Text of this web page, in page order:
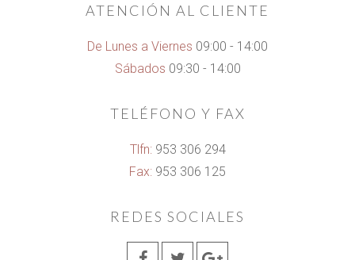
ATENCIÓN AL CLIENTE
De Lunes a Viernes 09:00 - 14:00
Sábados 09:30 - 14:00
TELÉFONO Y FAX
Tlfn: 953 306 294
Fax: 953 306 125
REDES SOCIALES